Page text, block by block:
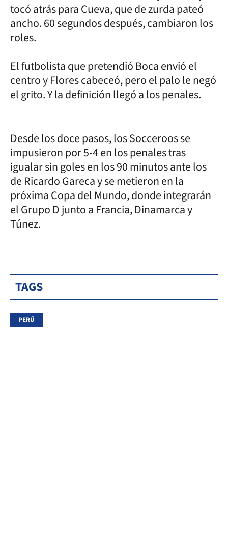
tocó atrás para Cueva, que de zurda pateó
ancho. 60 segundos después, cambiaron los
roles.
El futbolista que pretendió Boca envió el
centro y Flores cabeceó, pero el palo le negó
el grito. Y la definición llegó a los penales.
Desde los doce pasos, los Socceroos se
impusieron por 5-4 en los penales tras
igualar sin goles en los 90 minutos ante los
de Ricardo Gareca y se metieron en la
próxima Copa del Mundo, donde integrarán
el Grupo D junto a Francia, Dinamarca y
Túnez.
TAGS
PERÚ